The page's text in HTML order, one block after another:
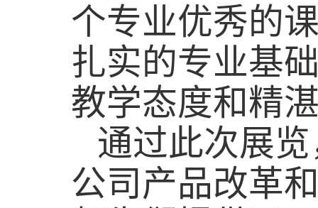
个专业优秀的
扎实的专业基
教学态度和精
通过此次展
公司产品改革